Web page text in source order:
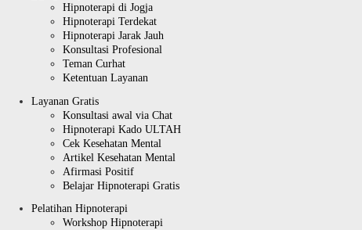
Hipnoterapi di Jogja
Hipnoterapi Terdekat
Hipnoterapi Jarak Jauh
Konsultasi Profesional
Teman Curhat
Ketentuan Layanan
Layanan Gratis
Konsultasi awal via Chat
Hipnoterapi Kado ULTAH
Cek Kesehatan Mental
Artikel Kesehatan Mental
Afirmasi Positif
Belajar Hipnoterapi Gratis
Pelatihan Hipnoterapi
Workshop Hipnoterapi